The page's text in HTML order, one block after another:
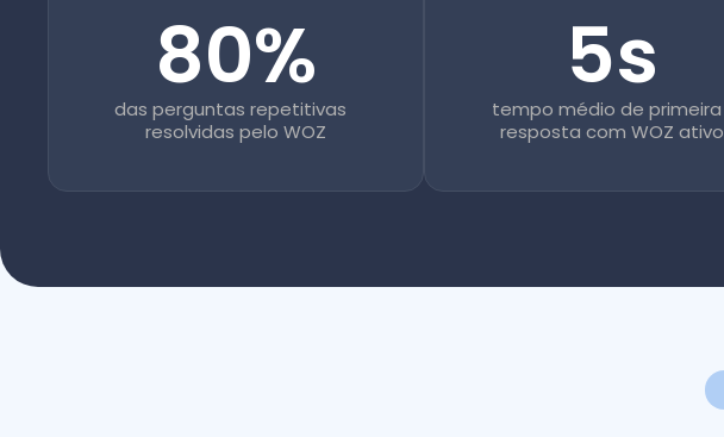
80%
das perguntas repetitivas
resolvidas pelo WOZ
5s
tempo médio de primeira
resposta com WOZ ativo